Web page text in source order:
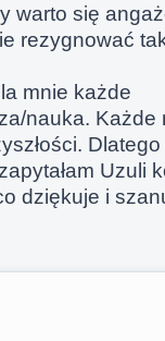
warto się
rezygnować
mnie każde
nauka. Każde
Dlatego
Uzuli
dziękuje i